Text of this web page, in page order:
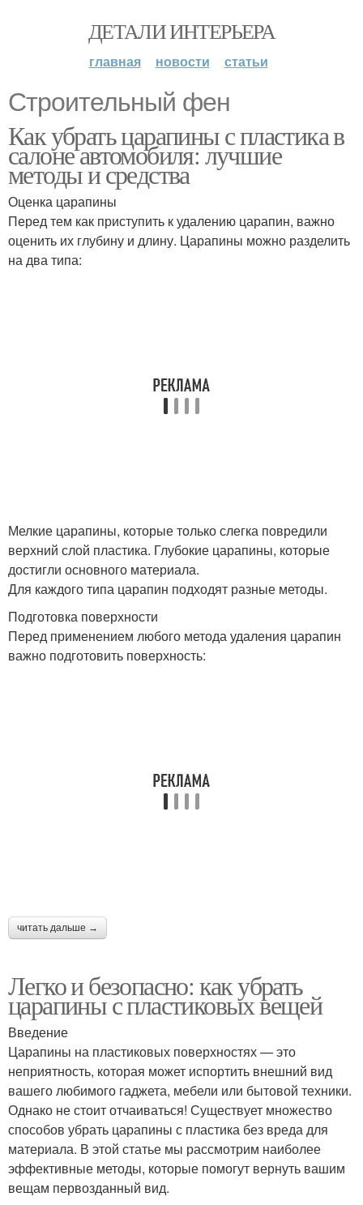
ДЕТАЛИ ИНТЕРЬЕРА
главная новости статьи
Строительный фен
Как убрать царапины с пластика в
салоне автомобиля: лучшие
методы и средства
Оценка царапины
Перед тем как приступить к удалению царапин, важно
оценить их глубину и длину. Царапины можно разделить
на два типа:
Мелкие царапины, которые только слегка повредили
верхний слой пластика. Глубокие царапины, которые
достигли основного материала.
Для каждого типа царапин подходят разные методы.
Подготовка поверхности
Перед применением любого метода удаления царапин
важно подготовить поверхность:
читать дальше →
Легко и безопасно: как убрать
царапины с пластиковых вещей
Введение
Царапины на пластиковых поверхностях — это
неприятность, которая может испортить внешний вид
вашего любимого гаджета, мебели или бытовой техники.
Однако не стоит отчаиваться! Существует множество
способов убрать царапины с пластика без вреда для
материала. В этой статье мы рассмотрим наиболее
эффективные методы, которые помогут вернуть вашим
вещам первозданный вид.